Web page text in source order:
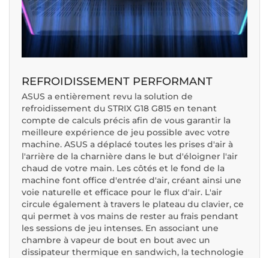
REFROIDISSEMENT PERFORMANT
ASUS a entièrement revu la solution de
refroidissement du STRIX G18 G815 en tenant
compte de calculs précis afin de vous garantir la
meilleure expérience de jeu possible avec votre
machine. ASUS a déplacé toutes les prises d'air à
l'arrière de la charnière dans le but d'éloigner l'air
chaud de votre main. Les côtés et le fond de la
machine font office d'entrée d'air, créant ainsi une
voie naturelle et efficace pour le flux d'air. L'air
circule également à travers le plateau du clavier, ce
qui permet à vos mains de rester au frais pendant
les sessions de jeu intenses. En associant une
chambre à vapeur de bout en bout avec un
dissipateur thermique en sandwich, la technologie